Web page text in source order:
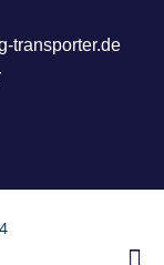
transporter.de